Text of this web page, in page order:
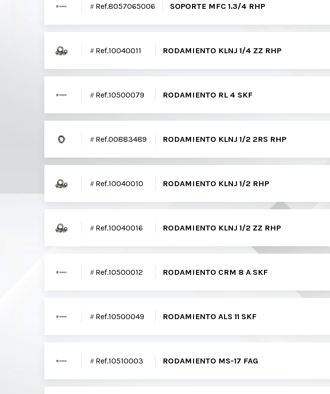
Ref.8057065006 SOPORTE MFC 1.3/4 RHP
Ref.10040011 RODAMIENTO KLNJ 1/4 ZZ RHP
Ref.10500079 RODAMIENTO RL 4 SKF
Ref.00883489 RODAMIENTO KLNJ 1/2 2RS RHP
Ref.10040010 RODAMIENTO KLNJ 1/2 RHP
Ref.10040016 RODAMIENTO KLNJ 1/2 ZZ RHP
Ref.10500012 RODAMIENTO CRM 8 A SKF
Ref.10500049 RODAMIENTO ALS 11 SKF
Ref.10510003 RODAMIENTO MS-17 FAG